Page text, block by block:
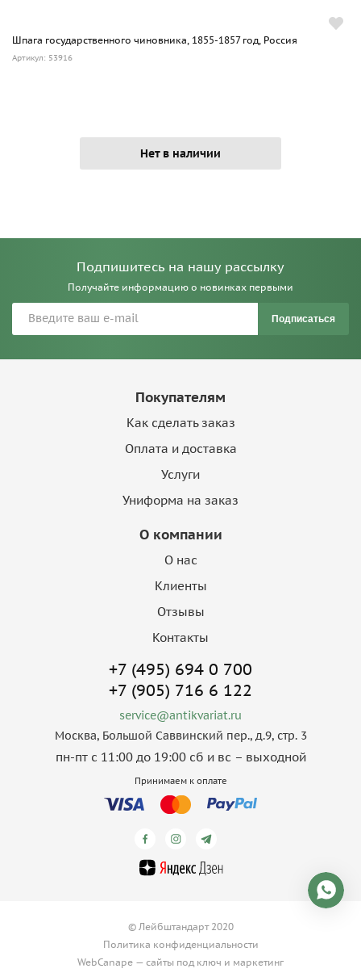
Шпага государственного чиновника, 1855-1857 год, Россия
Артикул: 53916
Нет в наличии
Подпишитесь на нашу рассылку
Получайте информацию о новинках первыми
Подписаться
Покупателям
Как сделать заказ
Оплата и доставка
Услуги
Униформа на заказ
О компании
О нас
Клиенты
Отзывы
Контакты
+7 (495) 694 0 700
+7 (905) 716 6 122
service@antikvariat.ru
Москва, Большой Саввинский пер., д.9, стр. 3
пн-пт с 11:00 до 19:00 сб и вс – выходной
Принимаем к оплате
© Лейбштандарт 2020
Политика конфиденциальности
WebCanape — сайты под ключ и маркетинг